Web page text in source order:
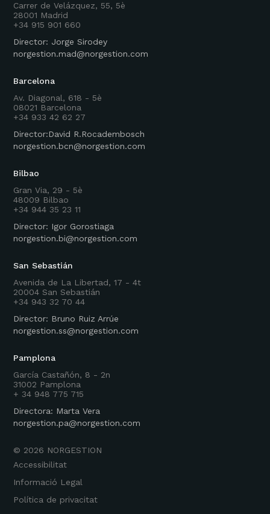
Carrer de Velázquez, 55, 5è
28001 Madrid
+34 915 901 660
Director: Jorge Sirodey
norgestion.mad@norgestion.com
Barcelona
Av. Diagonal, 618 - 5è
08021 Barcelona
+34 933 42 62 27
Director:David R.Rocadembosch
norgestion.bcn@norgestion.com
Bilbao
Gran Via, 29 - 5è
48009 Bilbao
+34 944 35 23 11
Director: Igor Gorostiaga
norgestion.bi@norgestion.com
San Sebastián
Avenida de La Libertad, 17 - 4t
20004 San Sebastián
+34 943 32 70 44
Director: Bruno Ruiz Arrúe
norgestion.ss@norgestion.com
Pamplona
García Castañón, 8 - 2n
31002 Pamplona
+ 34 948 775 715
Directora: Marta Vera
norgestion.pa@norgestion.com
Accessibilitat
Informació Legal
Política de privacitat
© 2026 NORGESTION